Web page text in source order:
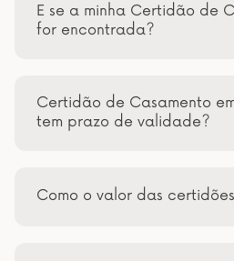
E se a minha Certidão de
for encontrada?
Certidão de Casamento
tem prazo de validade?
Como o valor das